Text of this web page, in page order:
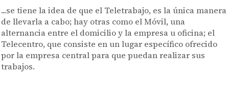
...se tiene la idea de que el Teletrabajo, es la única manera
de llevarla a cabo; hay otras como el Móvil, una
alternancia entre el domicilio y la empresa u oficina; el
Telecentro, que consiste en un lugar específico ofrecido
por la empresa central para que puedan realizar sus
trabajos.